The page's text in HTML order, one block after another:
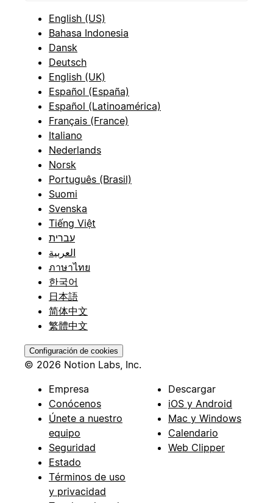
English (US)
Bahasa Indonesia
Dansk
Deutsch
English (UK)
Español (España)
Español (Latinoamérica)
Français (France)
Italiano
Nederlands
Norsk
Português (Brasil)
Suomi
Svenska
Tiếng Việt
עברית
العربية
ภาษาไทย
한국어
日本語
简体中文
繁體中文
Configuración de cookies
© 2026 Notion Labs, Inc.
Empresa
Conócenos
Únete a nuestro
equipo
Seguridad
Estado
Términos de uso
y privacidad
Descargar
iOS y Android
Mac y Windows
Calendario
Web Clipper